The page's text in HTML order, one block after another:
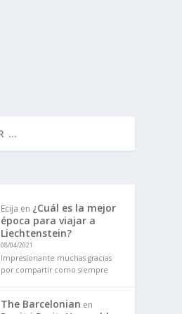
Ecija en ¿Cuál es la mejor
época para viajar a
Liechtenstein?
08/04/2021
Impresionante muchas gracias
por compartir como siempre
The Barcelonian en